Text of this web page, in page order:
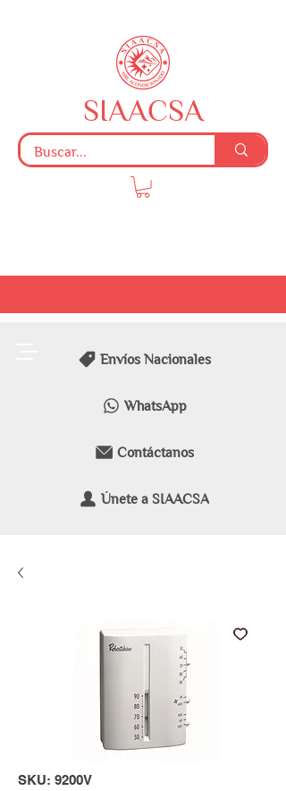
Envíos Nacionales
WhatsApp
Contáctanos
Únete a SIAACSA
SIAACSA
SKU: 9200V